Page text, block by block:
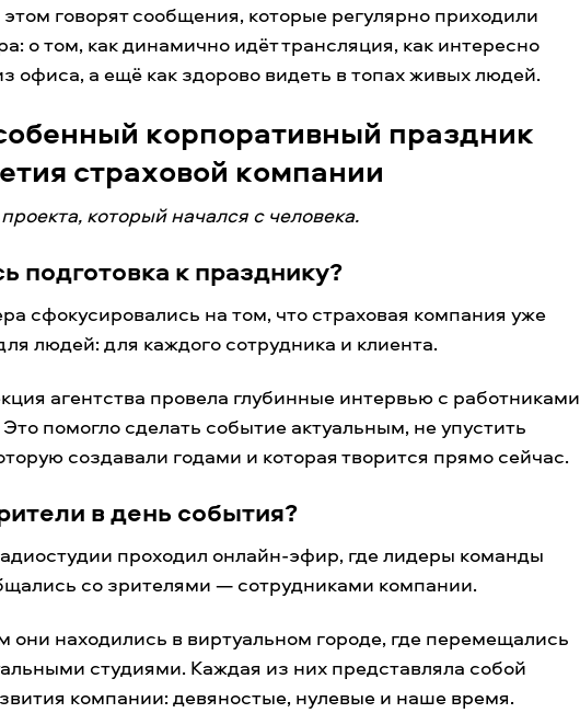
говорят сообщения, которые регулярно приходили
о том, как динамично идёт трансляция, как интересно
офиса, а ещё как здорово видеть в топах живых людей.
корпоративный праздник
страховой компании
который начался с человека.
подготовка к празднику?
сфокусировались на том, что страховая компания уже
людей: для каждого сотрудника и клиента.
агентства провела глубинные интервью с работниками
помогло сделать событие актуальным, не упустить
создавали годами и которая творится прямо сейчас.
в день события?
проходил онлайн-эфир, где лидеры команды
со зрителями — сотрудниками компании.
они находились в виртуальном городе, где перемещались
студиями. Каждая из них представляла собой
компании: девяностые, нулевые и наше время.